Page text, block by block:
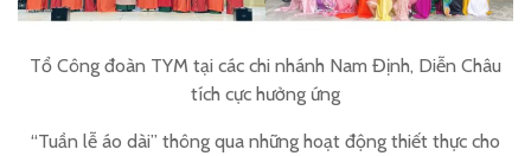
Tổ Công đoàn TYM tại các chi nhánh Nam Định, Diễn Châu
tích cực hưởng ứng
“Tuần lễ áo dài” thông qua những hoạt động thiết thực cho